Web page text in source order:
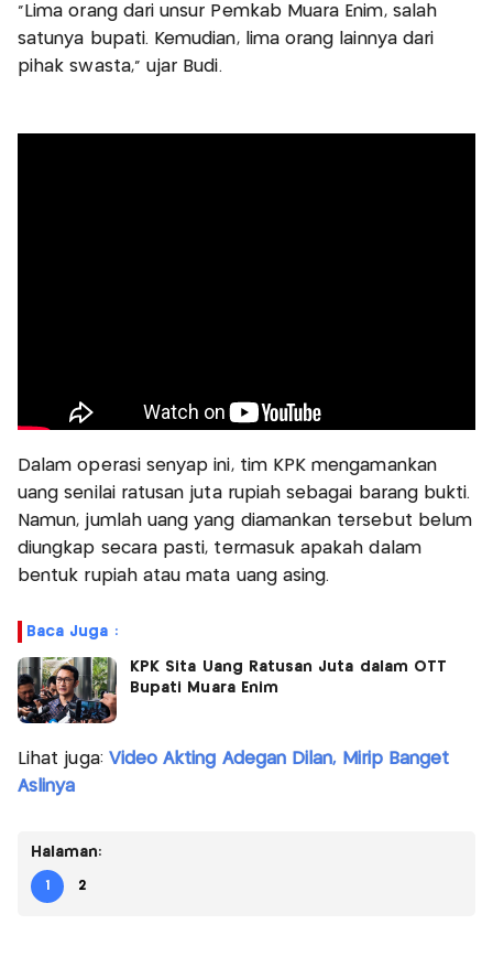
"Lima orang dari unsur Pemkab Muara Enim, salah
satunya bupati. Kemudian, lima orang lainnya dari
pihak swasta," ujar Budi.
Dalam operasi senyap ini, tim KPK mengamankan
uang senilai ratusan juta rupiah sebagai barang bukti.
Namun, jumlah uang yang diamankan tersebut belum
diungkap secara pasti, termasuk apakah dalam
bentuk rupiah atau mata uang asing.
Baca Juga :
KPK Sita Uang Ratusan Juta dalam OTT
Bupati Muara Enim
Lihat juga: Video Akting Adegan Dilan, Mirip Banget
Aslinya
Halaman:
1 2